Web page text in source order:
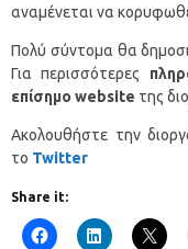
αναμένεται να
Πολύ σύντομα θα
Για περισσότερες
επίσημο website της
Ακολουθήστε την
το Twitter
Share it: